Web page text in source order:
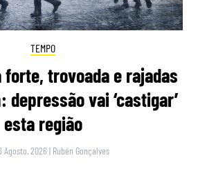
TEMPO
forte, trovoada e rajadas
vai ‘castigar’
esta região
Agosto, 2026 | Rubén Gonçalves